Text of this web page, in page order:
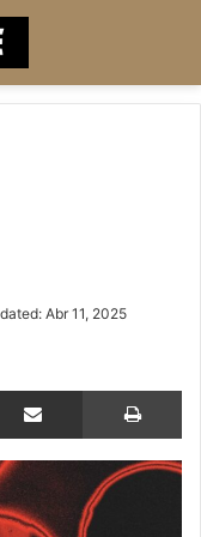
Abr 11, 2025
Compartir via email